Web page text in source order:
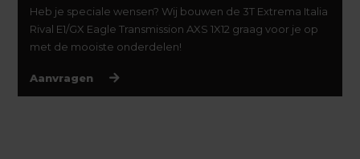
Heb je speciale wensen? Wij bouwen de 3T Extrema Italia
Rival E1/GX Eagle Transmission AXS 1X12 graag voor je op
met de mooiste onderdelen!
Aanvragen